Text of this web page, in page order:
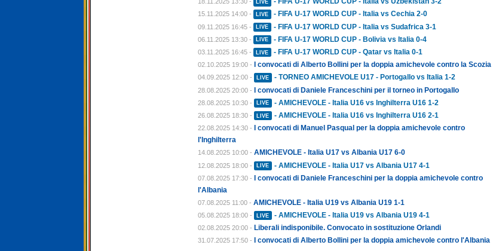
LIVE
15.11.2025 14:00 - LIVE - FIFA U-17 WORLD CUP - Italia vs Cechia 2-0
09.11.2025 16:45 - LIVE - FIFA U-17 WORLD CUP - Italia vs Sudafrica 3-1
06.11.2025 13:30 - LIVE - FIFA U-17 WORLD CUP - Bolivia vs Italia 0-4
03.11.2025 16:45 - LIVE - FIFA U-17 WORLD CUP - Qatar vs Italia 0-1
02.10.2025 19:00 - I convocati di Alberto Bollini per la doppia amichevole contro la Scozia
04.09.2025 12:00 - LIVE - TORNEO AMICHEVOLE U17 - Portogallo vs Italia 1-2
28.08.2025 20:00 - I convocati di Daniele Franceschini per il torneo in Portogallo
28.08.2025 10:30 - LIVE - AMICHEVOLE - Italia U16 vs Inghilterra U16 1-2
26.08.2025 18:30 - LIVE - AMICHEVOLE - Italia U16 vs Inghilterra U16 2-1
22.08.2025 14:30 -
I convocati di Manuel Pasqual per la doppia amichevole contro
l'Inghilterra
14.08.2025 10:00 - AMICHEVOLE - Italia U17 vs Albania U17 6-0
12.08.2025 18:00 - LIVE - AMICHEVOLE - Italia U17 vs Albania U17 4-1
07.08.2025 17:30 - I convocati di Daniele Franceschini per la doppia amichevole contro
l'Albania
07.08.2025 11:00 - AMICHEVOLE - Italia U19 vs Albania U19 1-1
05.08.2025 18:00 - LIVE - AMICHEVOLE - Italia U19 vs Albania U19 4-1
02.08.2025 20:00 - Liberali indisponibile. Convocato in sostituzione Orlandi
31.07.2025 17:50 - I convocati di Alberto Bollini per la doppia amichevole contro l'Albania